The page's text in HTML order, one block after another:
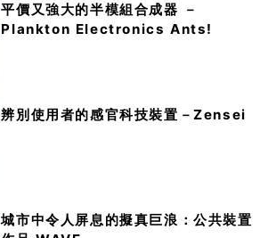
平價又強大的半模組合成器 －
Plankton Electronics Ants!
辨別使用者的感官科技裝置－Zensei
城市中令人屏息的擬真巨浪：公共裝置